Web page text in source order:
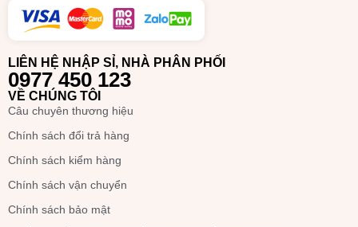
LIÊN HỆ NHẬP SỈ, NHÀ PHÂN PHỐI
0977 450 123
VỀ CHÚNG TÔI
Câu chuyên thương hiệu
Chính sách đổi trả hàng
Chính sách kiểm hàng
Chính sách vận chuyển
Chính sách bảo mật